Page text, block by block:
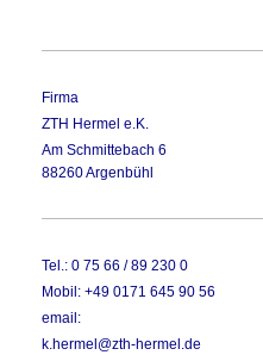
Firma
ZTH Hermel e.K.
Am Schmittebach 6
88260Argenbühl
Tel.: 0 75 66 / 89 230 0
Mobil: +49 0171 645 90 56
email:
k.hermel@zth-hermel.de